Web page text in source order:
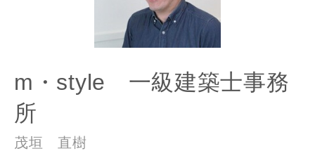
m・style 一級建築士事務
所
茂垣 直樹